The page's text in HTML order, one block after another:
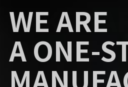
NKB
TAKE
IN THE
WE ARE
A ONE-